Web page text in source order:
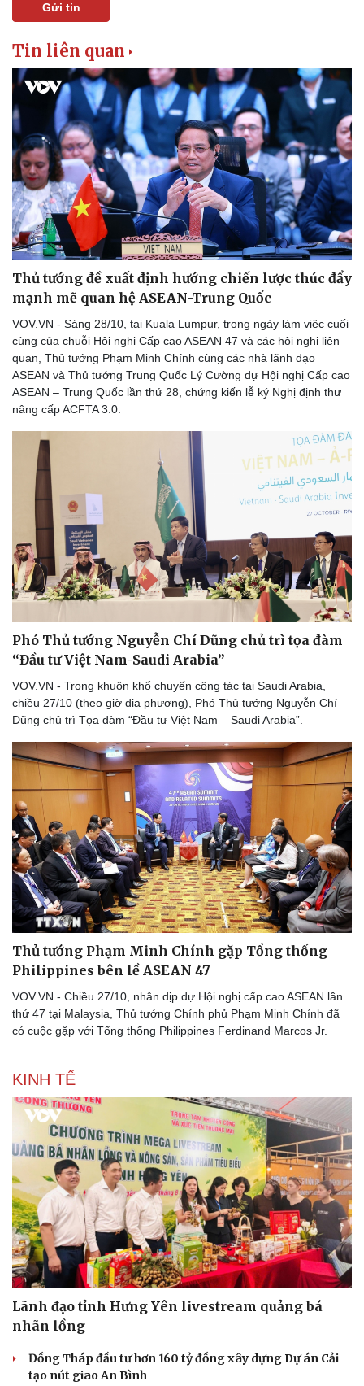
Thể thao
Bóng đá
Lịch thi đấu bóng đá
Thế giới thể thao
Hậu trường
Ô tô - Xe máy
Ô tô
Xe máy
Tư vấn
Gửi tin
Tin liên quan
Thủ tướng đề xuất định hướng chiến lược thúc đẩy
mạnh mẽ quan hệ ASEAN-Trung Quốc
VOV.VN - Sáng 28/10, tại Kuala Lumpur, trong ngày làm việc cuối
cùng của chuỗi Hội nghị Cấp cao ASEAN 47 và các hội nghị liên
quan, Thủ tướng Phạm Minh Chính cùng các nhà lãnh đạo
ASEAN và Thủ tướng Trung Quốc Lý Cường dự Hội nghị Cấp cao
ASEAN – Trung Quốc lần thứ 28, chứng kiến lễ ký Nghị định thư
nâng cấp ACFTA 3.0.
Phó Thủ tướng Nguyễn Chí Dũng chủ trì tọa đàm
“Đầu tư Việt Nam-Saudi Arabia”
VOV.VN - Trong khuôn khổ chuyến công tác tại Saudi Arabia,
chiều 27/10 (theo giờ địa phương), Phó Thủ tướng Nguyễn Chí
Dũng chủ trì Tọa đàm “Đầu tư Việt Nam – Saudi Arabia”.
Thủ tướng Phạm Minh Chính gặp Tổng thống
Philippines bên lề ASEAN 47
VOV.VN - Chiều 27/10, nhân dịp dự Hội nghị cấp cao ASEAN lần
thứ 47 tại Malaysia, Thủ tướng Chính phủ Phạm Minh Chính đã
có cuộc gặp với Tổng thống Philippines Ferdinand Marcos Jr.
KINH TẾ
Lãnh đạo tỉnh Hưng Yên livestream quảng bá
nhãn lồng
Đồng Tháp đầu tư hơn 160 tỷ đồng xây dựng Dự án Cải
tạo nút giao An Bình